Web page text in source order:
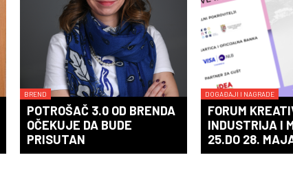
BREND
POTROŠAČ 3.0 OD BRENDA
OČEKUJE DA BUDE
PRISUTAN
DOGAĐAJI I NAGRADE
FORUM
INDUSTRIJA I
25.DO 28.